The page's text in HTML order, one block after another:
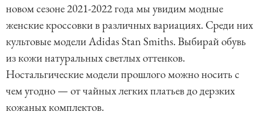
новом сезоне 2021-2022 года мы увидим модные
женские кроссовки в различных вариациях. Среди них
культовые модели Adidas Stan Smiths. Выбирай обувь
из кожи натуральных светлых оттенков.
Ностальгические модели прошлого можно носить с
чем угодно — от чайных легких платьев до дерзких
кожаных комплектов.